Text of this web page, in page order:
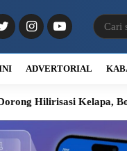
ADVERTORIAL
Bobby Siapkan